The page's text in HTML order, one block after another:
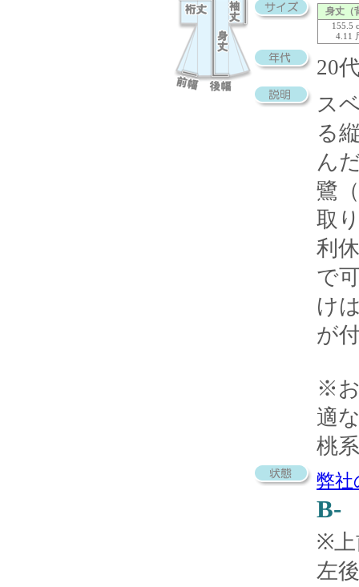
身丈（
155.5
4.11
20
ス
る
ん
鷺
取
利
で
け
が
※お
適
桃系
弊社
B-
※上
左